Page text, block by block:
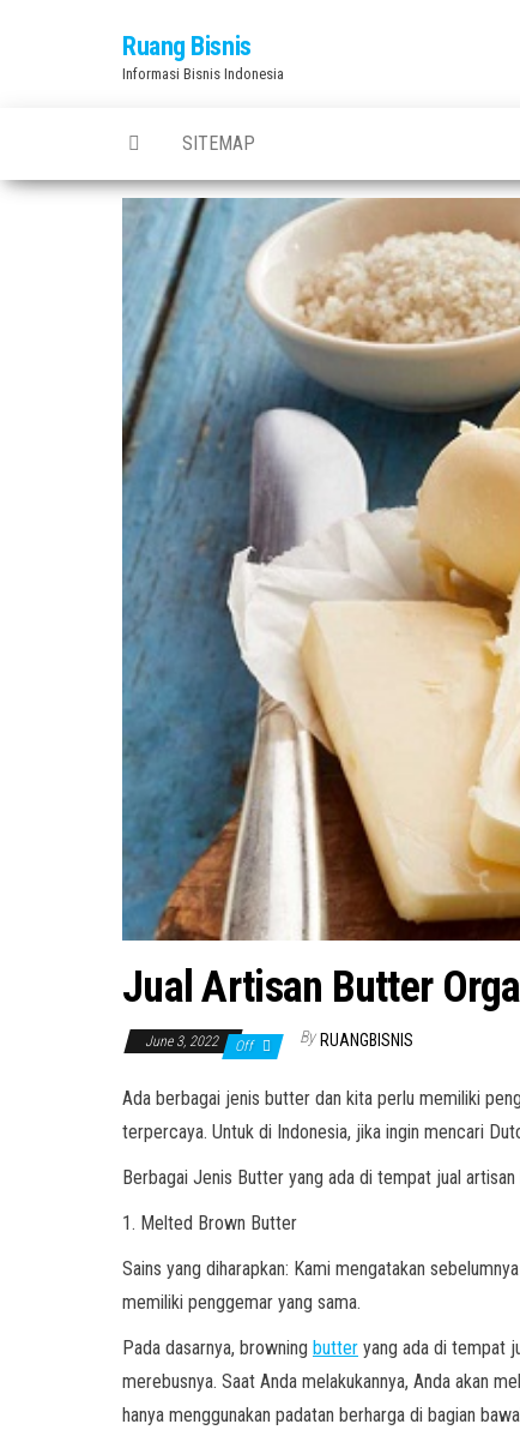
Ruang Bisnis
Informasi Bisnis Indonesia
SITEMAP
Jual Artisan Butter
June 3, 2022 Off By RUANGBISNIS
Ada berbagai jenis butter dan kita perlu memiliki
terpercaya. Untuk di Indonesia, jika ingin mencari
Berbagai Jenis Butter yang ada di tempat jual
1. Melted Brown Butter
Sains yang diharapkan: Kami mengatakan
memiliki penggemar yang sama.
Pada dasarnya, browning butter yang ada di tempat
merebusnya. Saat Anda melakukannya, Anda akan
hanya menggunakan padatan berharga di bagian